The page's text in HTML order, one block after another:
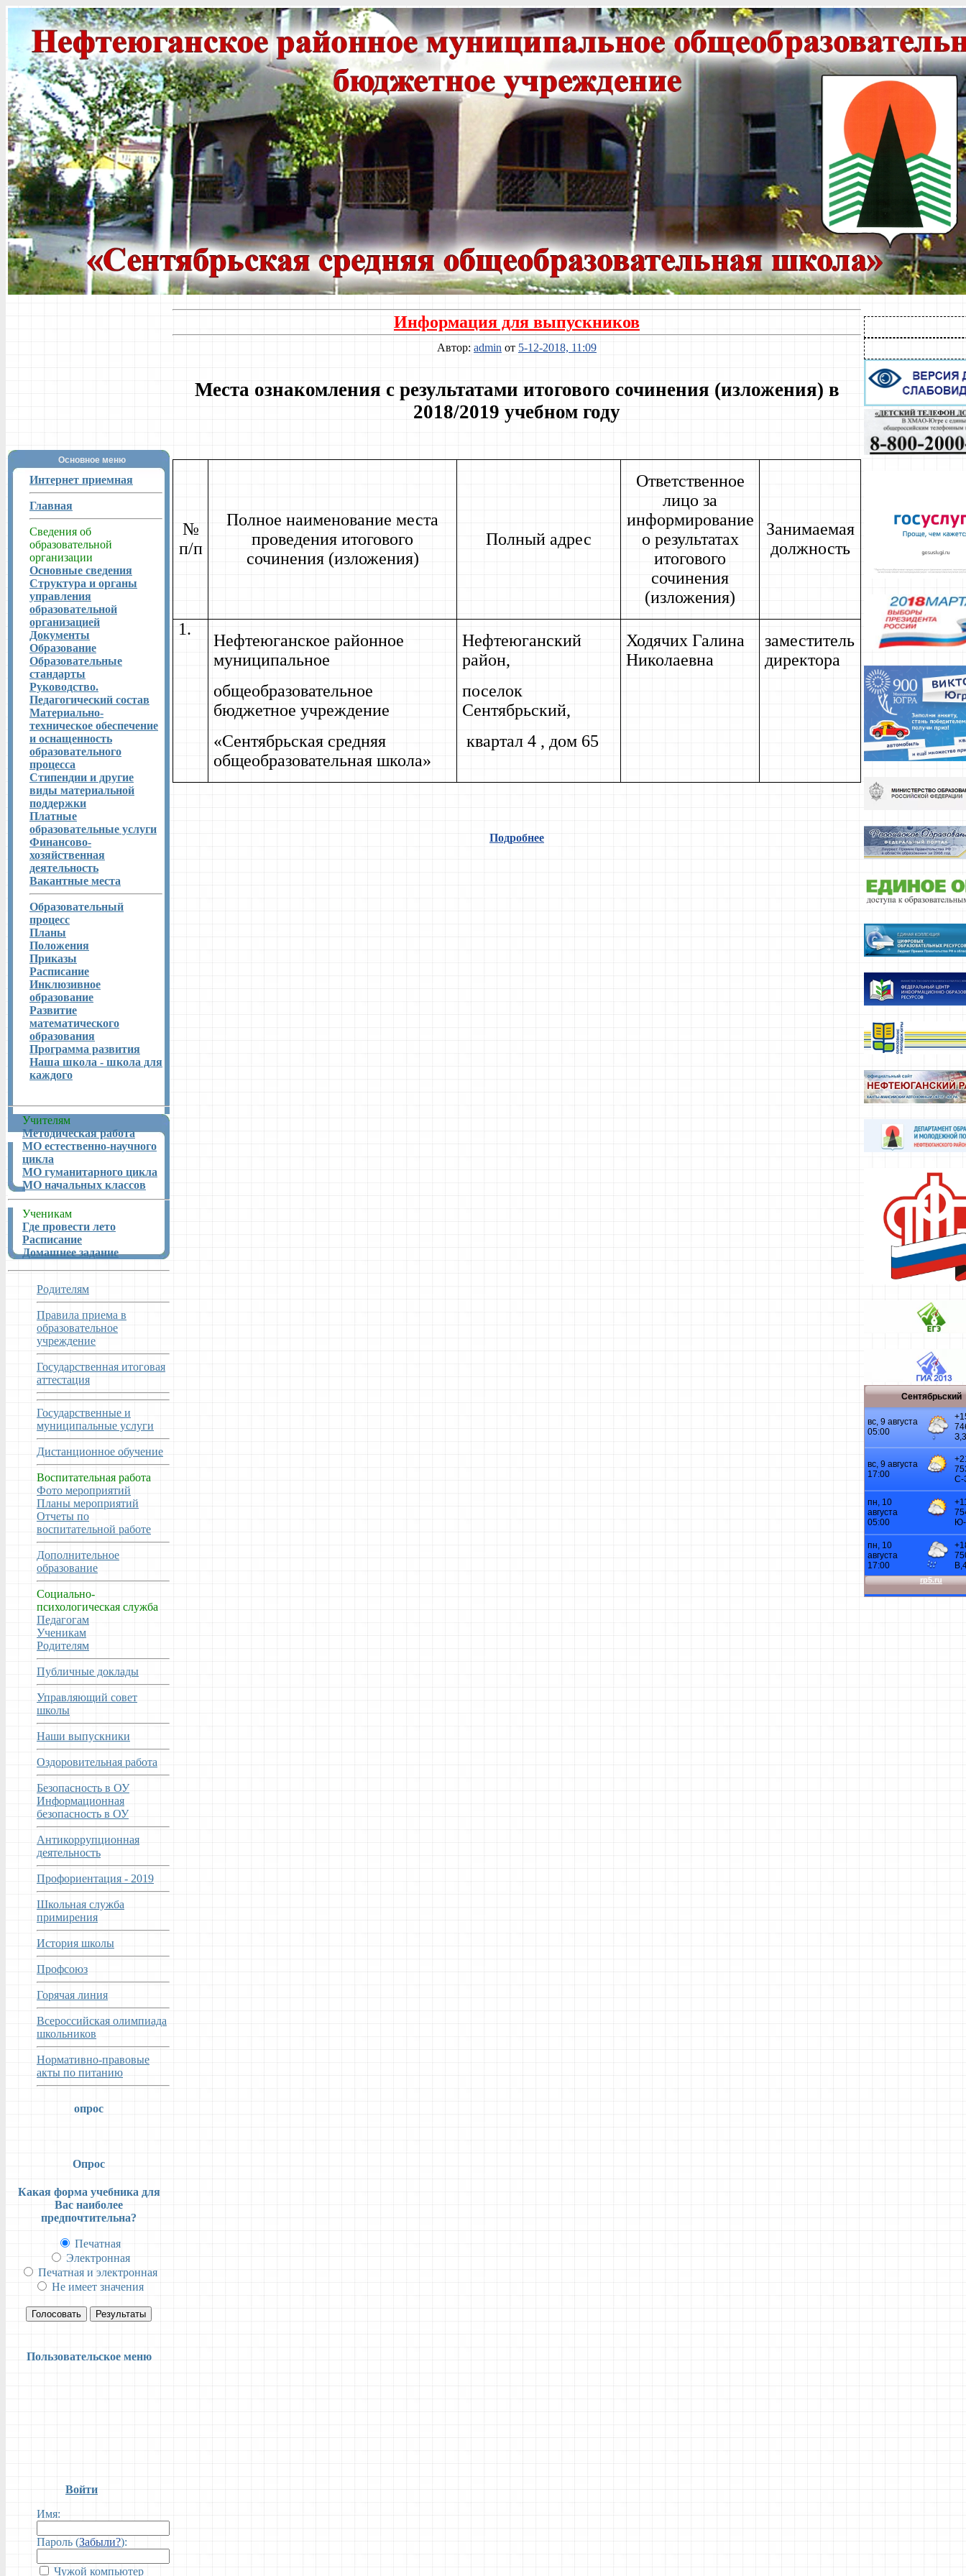
Основное меню
Интернет приемная
Главная
Сведения об
образовательной
организации
Основные сведения
Структура и органы
управления
образовательной
организацией
Документы
Образование
Образовательные
стандарты
Руководство.
Педагогический состав
Материально-
техническое обеспечение
и оснащенность
образовательного
процесса
Стипендии и другие
виды материальной
поддержки
Платные
образовательные услуги
Финансово-
хозяйственная
деятельность
Вакантные места
Образовательный
процесс
Планы
Положения
Приказы
Расписание
Инклюзивное
образование
Развитие
математического
образования
Программа развития
Наша школа - школа для
каждого
Учителям
Методическая работа
МО естественно-научного
цикла
МО гуманитарного цикла
МО начальных классов
Ученикам
Где провести лето
Расписание
Домашнее задание
Родителям
Правила приема в
образовательное
учреждение
Государственная итоговая
аттестация
Государственные и
муниципальные услуги
Дистанционное обучение
Воспитательная работа
Фото мероприятий
Планы мероприятий
Отчеты по
воспитательной работе
Дополнительное
образование
Социально-
психологическая служба
Педагогам
Ученикам
Родителям
Публичные доклады
Управляющий совет
школы
Наши выпускники
Оздоровительная работа
Безопасность в ОУ
Информационная
безопасность в ОУ
Антикоррупционная
деятельность
Профориентация - 2019
Школьная служба
примирения
История школы
Профсоюз
Горячая линия
Всероссийская олимпиада
школьников
Нормативно-правовые
акты по питанию
опрос
Опрос
Какая форма учебника для
Вас наиболее
предпочтительна?
Печатная
Электронная
Печатная и электронная
Не имеет значения
Голосовать Результаты
Пользовательское меню
Войти
Имя:
Пароль (Забыли?):
Чужой компьютер
Информация для выпускников
Автор: admin от 5-12-2018, 11:09
Места ознакомления с результатами итогового сочинения (изложения) в
2018/2019 учебном году
№
п/п
Полное наименование места
проведения итогового
сочинения (изложения)
Полный адрес
Ответственное
лицо за
информирование
о результатах
итогового
сочинения
(изложения)
Занимаемая
должность
1.
Нефтеюганское районное
муниципальное
общеобразовательное
бюджетное учреждение
«Сентябрьская средняя
общеобразовательная школа»
Нефтеюганский
район,
поселок
Сентябрьский,
квартал 4 , дом 65
Ходячих Галина
Николаевна
заместитель
директора
Подробнее
Сентябрьский